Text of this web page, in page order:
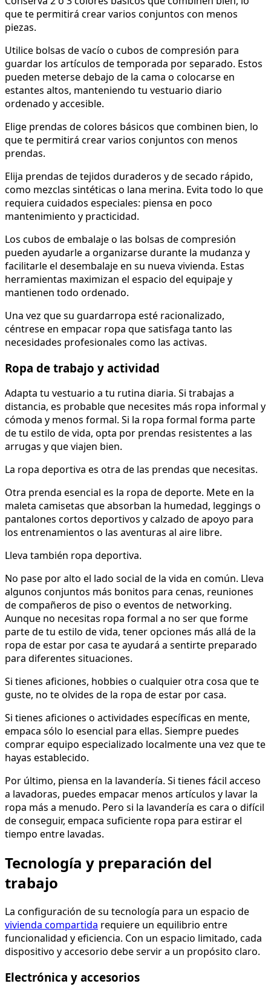
que te permitirá crear varios conjuntos con menos
piezas.
Utilice bolsas de vacío o cubos de compresión para
guardar los artículos de temporada por separado. Estos
pueden meterse debajo de la cama o colocarse en
estantes altos, manteniendo tu vestuario diario
ordenado y accesible.
Elige prendas de colores básicos que combinen bien, lo
que te permitirá crear varios conjuntos con menos
prendas.
Elija prendas de tejidos duraderos y de secado rápido,
como mezclas sintéticas o lana merina. Evita todo lo que
requiera cuidados especiales: piensa en poco
mantenimiento y practicidad.
Los cubos de embalaje o las bolsas de compresión
pueden ayudarle a organizarse durante la mudanza y
facilitarle el desembalaje en su nueva vivienda. Estas
herramientas maximizan el espacio del equipaje y
mantienen todo ordenado.
Una vez que su guardarropa esté racionalizado,
céntrese en empacar ropa que satisfaga tanto las
necesidades profesionales como las activas.
Ropa de trabajo y actividad
Adapta tu vestuario a tu rutina diaria. Si trabajas a
distancia, es probable que necesites más ropa informal y
cómoda y menos formal. Si la ropa formal forma parte
de tu estilo de vida, opta por prendas resistentes a las
arrugas y que viajen bien.
La ropa deportiva es otra de las prendas que necesitas.
Otra prenda esencial es la ropa de deporte. Mete en la
maleta camisetas que absorban la humedad, leggings o
pantalones cortos deportivos y calzado de apoyo para
los entrenamientos o las aventuras al aire libre.
Lleva también ropa deportiva.
No pase por alto el lado social de la vida en común. Lleva
algunos conjuntos más bonitos para cenas, reuniones
de compañeros de piso o eventos de networking.
Aunque no necesitas ropa formal a no ser que forme
parte de tu estilo de vida, tener opciones más allá de la
ropa de estar por casa te ayudará a sentirte preparado
para diferentes situaciones.
Si tienes aficiones, hobbies o cualquier otra cosa que te
guste, no te olvides de la ropa de estar por casa.
Si tienes aficiones o actividades específicas en mente,
empaca sólo lo esencial para ellas. Siempre puedes
comprar equipo especializado localmente una vez que te
hayas establecido.
Por último, piensa en la lavandería. Si tienes fácil acceso
a lavadoras, puedes empacar menos artículos y lavar la
ropa más a menudo. Pero si la lavandería es cara o difícil
de conseguir, empaca suficiente ropa para estirar el
tiempo entre lavadas.
Tecnología y preparación del
trabajo
La configuración de su tecnología para un espacio de
vivienda compartida requiere un equilibrio entre
funcionalidad y eficiencia. Con un espacio limitado, cada
dispositivo y accesorio debe servir a un propósito claro.
Electrónica y accesorios